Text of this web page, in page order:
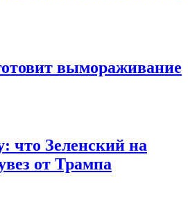
вымораживание
что Зеленский на
от Трампа